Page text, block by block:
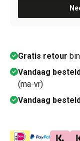
Gratis retour
Vandaag
(ma-vr)
Vandaag